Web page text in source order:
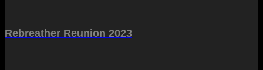
Rebreather Reunion 2023